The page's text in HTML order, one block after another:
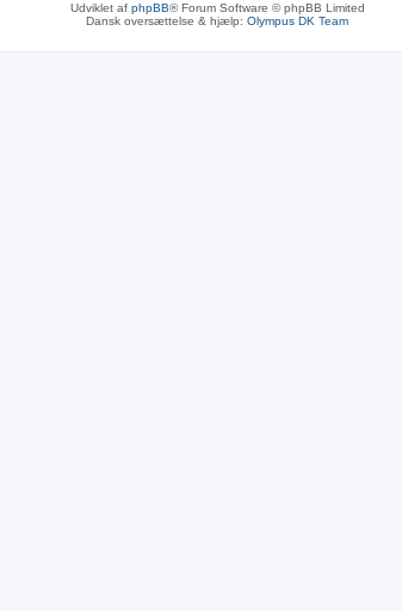
Udviklet af phpBB® Forum Software © phpBB Limited
Dansk oversættelse & hjælp: Olympus DK Team